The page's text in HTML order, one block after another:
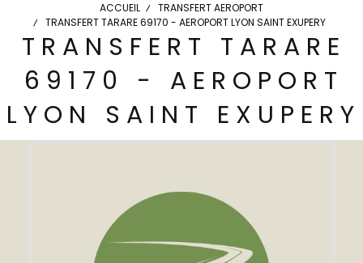
ACCUEIL
TRANSFERT AEROPORT
TRANSFERT TARARE 69170 - AEROPORT LYON SAINT EXUPERY
TRANSFERT TARARE
69170 - AEROPORT
LYON SAINT EXUPERY